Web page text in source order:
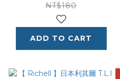
牙刷 STEP 3_2入 (附
護喉環)
NT$180
ADD TO CART